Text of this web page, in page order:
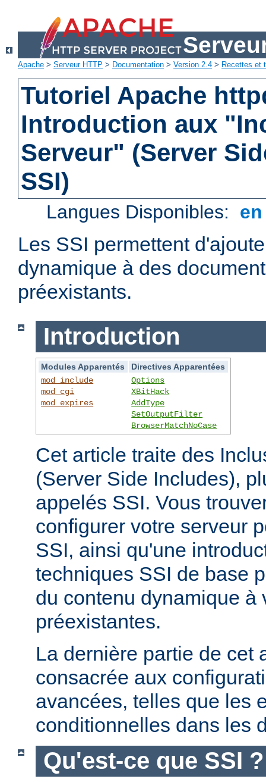
Apache > Serveur HTTP > Documentation > Version 2.4 > Recettes et
Tutoriel Apache
Introduction aux
Serveur" (Server
SSI)
Langues Disponibles:
Les SSI permettent
dynamique à des
préexistants.
Introduction
Modules Apparentés
Directives Apparentées
mod_include
mod_cgi
mod_expires
Options
XBitHack
AddType
SetOutputFilter
BrowserMatchNoCase
Cet article traite des
(Server Side Includes),
appelés SSI. Vous
configurer votre serveur
SSI, ainsi qu'une
techniques SSI de base
du contenu dynamique à
préexistantes.
La dernière partie de cet
consacrée aux
avancées, telles que les
conditionnelles dans les
Qu'est-ce que SSI ?